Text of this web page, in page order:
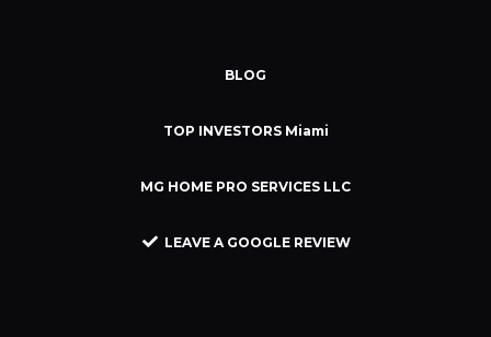
BLOG
TOP INVESTORS Miami
MG HOME PRO SERVICES LLC
LEAVE A GOOGLE REVIEW